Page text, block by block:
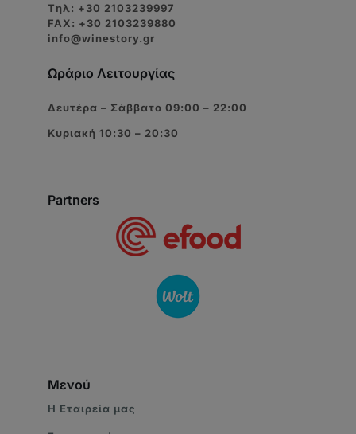
Tηλ: +30 2103239997
FAX: +30 2103239880
info@winestory.gr
Ωράριο Λειτουργίας
Δευτέρα – Σάββατο 09:00 – 22:00
Κυριακή 10:30 – 20:30
Partners
Μενού
Η Eταιρεία μας